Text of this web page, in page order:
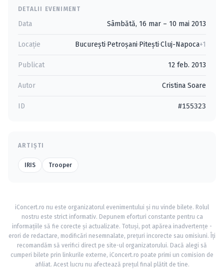
DETALII EVENIMENT
Data Sâmbătă, 16 mar – 10 mai 2013
Locație Bucureşti·Petroşani·Piteşti·Cluj-Napoca+1
Publicat 12 feb. 2013
Autor Cristina Soare
ID #155323
ARTIȘTI
IRIS Trooper
iConcert.ro nu este organizatorul evenimentului și nu vinde bilete. Rolul
nostru este strict informativ. Depunem eforturi constante pentru ca
informațiile să fie corecte și actualizate. Totuși, pot apărea inadvertențe -
erori de redactare, modificări nesemnalate, prețuri incorecte sau omisiuni. Îți
recomandăm să verifici direct pe site-ul organizatorului. Dacă alegi să
cumperi bilete prin linkurile externe, iConcert.ro poate primi un comision de
afiliat. Acest lucru nu afectează prețul final plătit de tine.